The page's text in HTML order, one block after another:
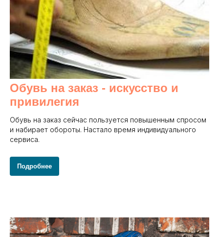
Обувь на заказ - искусство и
привилегия
Обувь на заказ сейчас пользуется повышенным спросом
и набирает обороты. Настало время индивидуального
сервиса.
Подробнее